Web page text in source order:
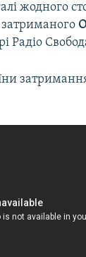
жодного
Радіо